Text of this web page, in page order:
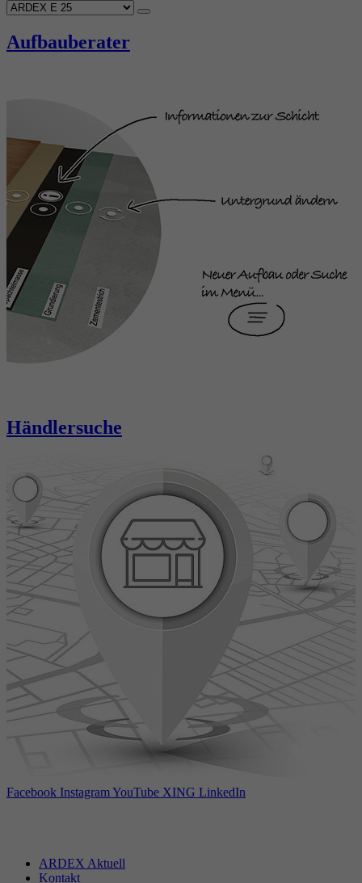
Aufbauberater
Händlersuche
Facebook InstagramYouTube XING LinkedIn
ARDEX Aktuell
Kontakt